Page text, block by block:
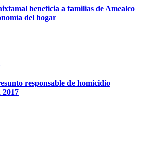
beneficia a familias de Amealco
del hogar
responsable de homicidio
2017